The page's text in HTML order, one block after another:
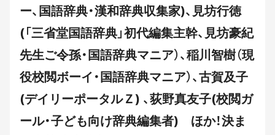
ー、国語辞典・漢和辞典収集家)、見坊行徳
(「三省堂国語辞典」初代編集主幹、見坊豪紀
先生ご令孫・国語辞典マニア）、稲川智樹（現
役校閲ボーイ・国語辞典マニア）、古賀及子
(デイリーポータルＺ) 、荻野真友子(校閲ガ
ール・子ども向け辞典編集者) ほか！決ま